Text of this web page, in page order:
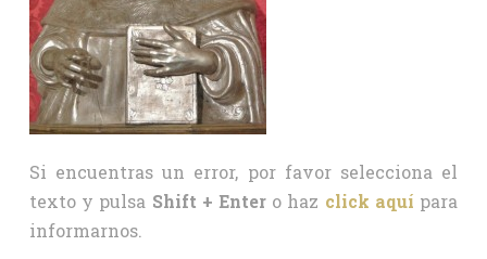
Si encuentras un error, por favor selecciona el
texto y pulsa Shift + Enter o haz click aquí para
informarnos.